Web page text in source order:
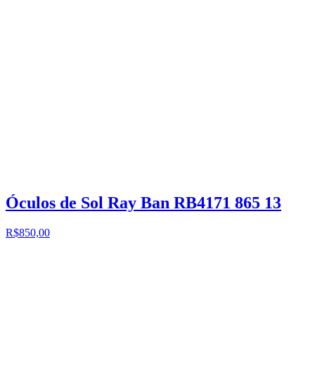
Óculos de Sol Ray Ban RB4171 865 13
R$850,00